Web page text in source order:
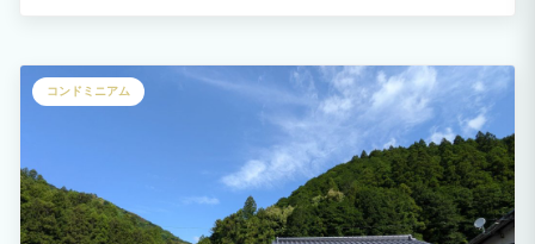
コンドミニアム